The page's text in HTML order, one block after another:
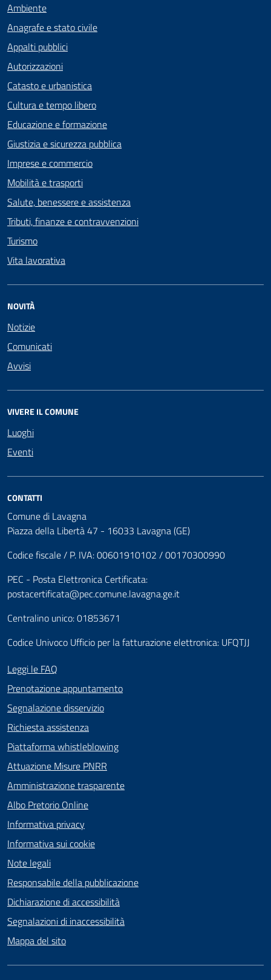
Ambiente
Anagrafe e stato civile
Appalti pubblici
Autorizzazioni
Catasto e urbanistica
Cultura e tempo libero
Educazione e formazione
Giustizia e sicurezza pubblica
Imprese e commercio
Mobilità e trasporti
Salute, benessere e assistenza
Tributi, finanze e contravvenzioni
Turismo
Vita lavorativa
NOVITÀ
Notizie
Comunicati
Avvisi
VIVERE IL COMUNE
Luoghi
Eventi
CONTATTI
Comune di Lavagna
Piazza della Libertà 47 - 16033 Lavagna (GE)
Codice fiscale / P. IVA: 00601910102 / 00170300990
PEC - Posta Elettronica Certificata:
postacertificata@pec.comune.lavagna.ge.it
Centralino unico: 01853671
Codice Univoco Ufficio per la fatturazione elettronica: UFQTJJ
Leggi le FAQ
Prenotazione appuntamento
Segnalazione disservizio
Richiesta assistenza
Piattaforma whistleblowing
Attuazione Misure PNRR
Amministrazione trasparente
Albo Pretorio Online
Informativa privacy
Informativa sui cookie
Note legali
Responsabile della pubblicazione
Dichiarazione di accessibilità
Segnalazioni di inaccessibilità
Mappa del sito